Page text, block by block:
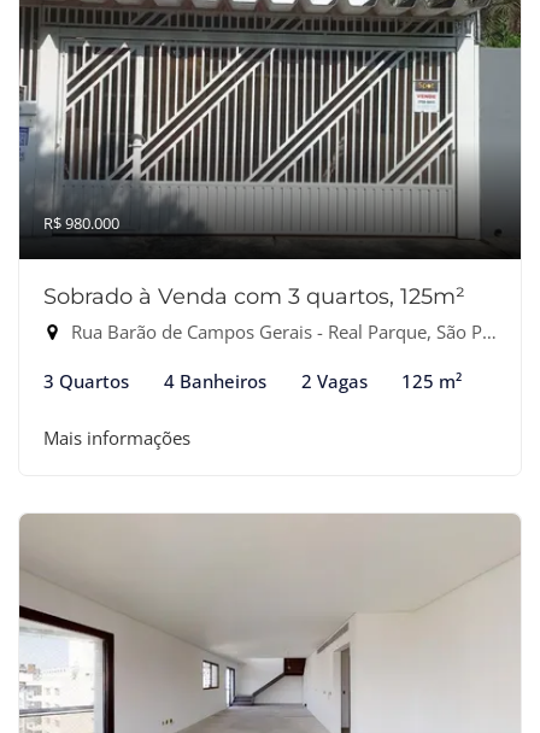
R$ 980.000
Sobrado à Venda com 3 quartos, 125m²
Rua Barão de Campos Gerais - Real Parque, São Paulo-SP
3 Quartos 4 Banheiros 2 Vagas 125 m²
Mais informações